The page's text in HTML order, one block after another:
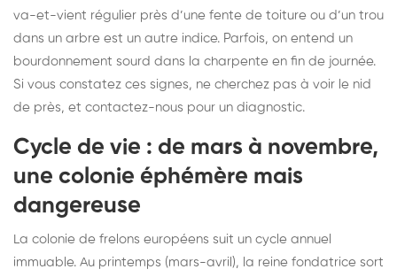
va-et-vient régulier près d’une fente de toiture ou d’un trou
dans un arbre est un autre indice. Parfois, on entend un
bourdonnement sourd dans la charpente en fin de journée.
Si vous constatez ces signes, ne cherchez pas à voir le nid
de près, et contactez-nous pour un diagnostic.
Cycle de vie : de mars à novembre,
une colonie éphémère mais
dangereuse
La colonie de frelons européens suit un cycle annuel
immuable. Au printemps (mars-avril), la reine fondatrice sort